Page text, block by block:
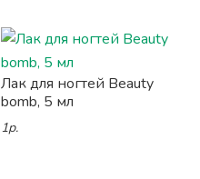
Лак для ногтей Beauty
bomb, 5 мл
1р.